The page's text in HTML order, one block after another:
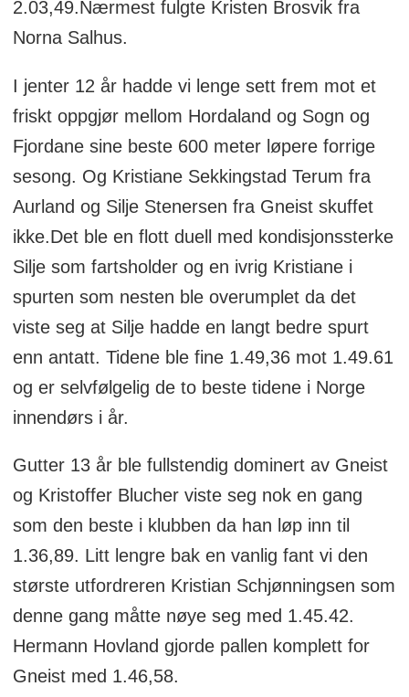
2.03,49.Nærmest fulgte Kristen Brosvik fra
Norna Salhus.
I jenter 12 år hadde vi lenge sett frem mot et
friskt oppgjør mellom Hordaland og Sogn og
Fjordane sine beste 600 meter løpere forrige
sesong. Og Kristiane Sekkingstad Terum fra
Aurland og Silje Stenersen fra Gneist skuffet
ikke.Det ble en flott duell med kondisjonssterke
Silje som fartsholder og en ivrig Kristiane i
spurten som nesten ble overumplet da det
viste seg at Silje hadde en langt bedre spurt
enn antatt. Tidene ble fine 1.49,36 mot 1.49.61
og er selvfølgelig de to beste tidene i Norge
innendørs i år.
Gutter 13 år ble fullstendig dominert av Gneist
og Kristoffer Blucher viste seg nok en gang
som den beste i klubben da han løp inn til
1.36,89. Litt lengre bak en vanlig fant vi den
største utfordreren Kristian Schjønningsen som
denne gang måtte nøye seg med 1.45.42.
Hermann Hovland gjorde pallen komplett for
Gneist med 1.46,58.